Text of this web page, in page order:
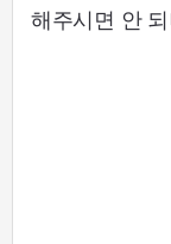
해주시면 안